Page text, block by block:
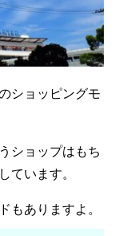
ショッピングモ
ショップはもち
ています。
もありますよ。